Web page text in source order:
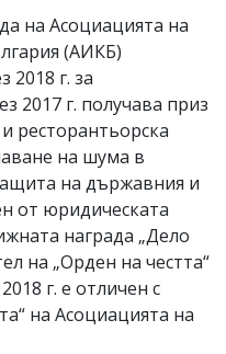
на Асоциацията на
(АИКБ)
2018 г. за
2017 г. получава приз
ресторантьорска
на шума в
на държавния и
от юридическата
награда „Дело
на „Орден на честта“
г. е отличен с
на Асоциацията на